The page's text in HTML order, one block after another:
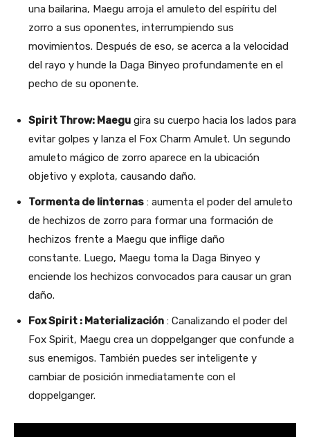
una bailarina, Maegu arroja el amuleto del espíritu del
zorro a sus oponentes, interrumpiendo sus
movimientos. Después de eso, se acerca a la velocidad
del rayo y hunde la Daga Binyeo profundamente en el
pecho de su oponente.
Spirit Throw: Maegu gira su cuerpo hacia los lados para
evitar golpes y lanza el Fox Charm Amulet. Un segundo
amuleto mágico de zorro aparece en la ubicación
objetivo y explota, causando daño.
Tormenta de linternas : aumenta el poder del amuleto
de hechizos de zorro para formar una formación de
hechizos frente a Maegu que inflige daño
constante. Luego, Maegu toma la Daga Binyeo y
enciende los hechizos convocados para causar un gran
daño.
Fox Spirit : Materialización : Canalizando el poder del
Fox Spirit, Maegu crea un doppelganger que confunde a
sus enemigos. También puedes ser inteligente y
cambiar de posición inmediatamente con el
doppelganger.